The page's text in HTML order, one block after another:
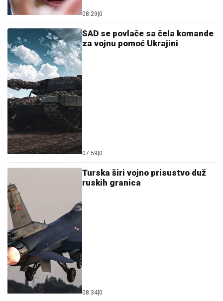
08:29|0
SAD se povlače sa čela komande
za vojnu pomoć Ukrajini
07:59|0
Turska širi vojno prisustvo duž
ruskih granica
08:34|0